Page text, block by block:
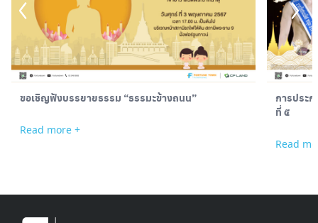
ขอเชิญฟังบรรยายธรรม “ธรรมะข้างถนน”
Read more +
การประ
ที่ ๕
Read